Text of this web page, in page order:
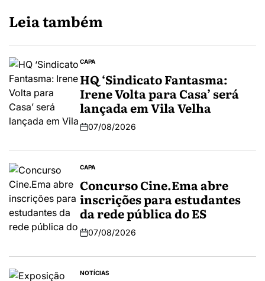
Leia também
CAPA
HQ ‘Sindicato Fantasma:
Irene Volta para Casa’ será
lançada em Vila Velha
07/08/2026
CAPA
Concurso Cine.Ema abre
inscrições para estudantes
da rede pública do ES
07/08/2026
NOTÍCIAS